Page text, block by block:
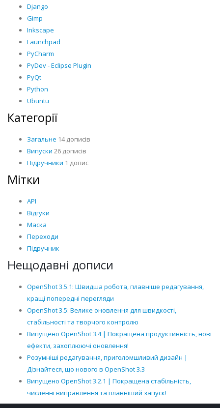
Django
Gimp
Inkscape
Launchpad
PyCharm
PyDev - Eclipse Plugin
PyQt
Python
Ubuntu
Категорії
Загальне 14 дописів
Випуски 26 дописів
Підручники 1 допис
Мітки
API
Відгуки
Маска
Переходи
Підручник
Нещодавні дописи
OpenShot 3.5.1: Швидша робота, плавніше редагування,
кращі попередні перегляди
OpenShot 3.5: Велике оновлення для швидкості,
стабільності та творчого контролю
Випущено OpenShot 3.4 | Покращена продуктивність, нові
ефекти, захоплюючі оновлення!
Розумніші редагування, приголомшливий дизайн |
Дізнайтеся, що нового в OpenShot 3.3
Випущено OpenShot 3.2.1 | Покращена стабільність,
численні виправлення та плавніший запуск!